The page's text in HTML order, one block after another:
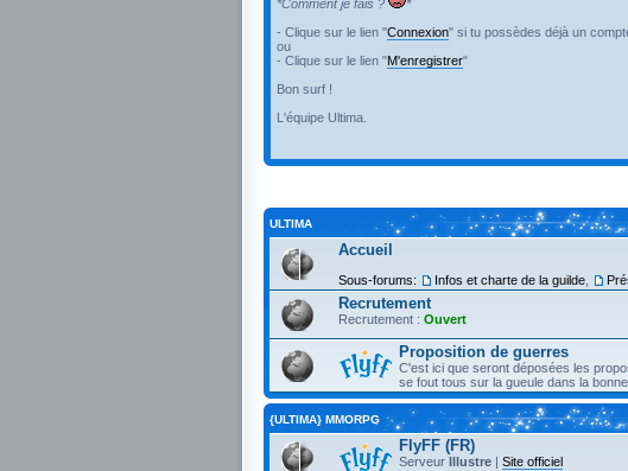
*Comment je fais ?
*
- Clique sur le lien "Connexion" si tu possèdes déjà un
ou
- Clique sur le lien "M'enregistrer"
Bon surf !
L'équipe Ultima.
ULTIMA
Accueil
Sous-forums: Infos et charte de la guilde
Recrutement
Recrutement : Ouvert
Proposition de guerres
C'est ici que seront déposées les
se fout tous sur la gueule dans la
{ULTIMA} MMORPG
FlyFF (FR)
Serveur Illustre | Site officiel